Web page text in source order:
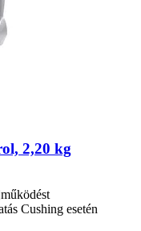
2,20 kg
Cushing esetén